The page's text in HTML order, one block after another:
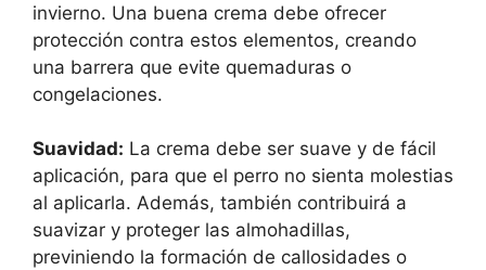
invierno. Una buena crema debe ofrecer
protección contra estos elementos, creando
una barrera que evite quemaduras o
congelaciones.
Suavidad: La crema debe ser suave y de fácil
aplicación, para que el perro no sienta molestias
al aplicarla. Además, también contribuirá a
suavizar y proteger las almohadillas,
previniendo la formación de callosidades o